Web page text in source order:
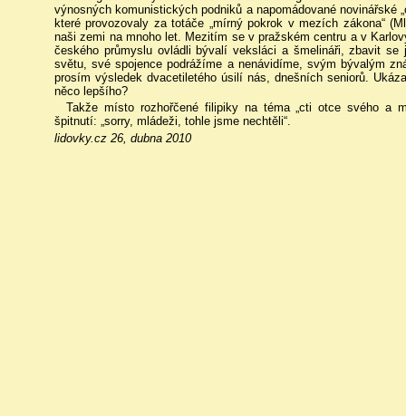
výnosných komunistických podniků a napomádované novinářské
které provozovaly za totáče „mírný pokrok v mezích zákona“
naši zemi na mnoho let. Mezitím se v pražském centru a v
českého průmyslu ovládli bývalí veksláci a šmelináři, zbavit
světu, své spojence podrážíme a nenávidíme, svým bývalým
prosím výsledek dvacetiletého úsilí nás, dnešních seniorů.
něco lepšího?
Takže místo rozhořčené filipiky na téma „cti otce svého a
špitnutí: „sorry, mládeži, tohle jsme nechtěli“.
lidovky.cz 26, dubna 2010